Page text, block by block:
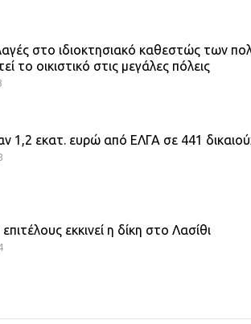
στο ιδιοκτησιακό καθεστώς των
το οικιστικό στις μεγάλες πόλεις
1,2 εκατ. ευρώ από ΕΛΓΑ σε 441
εκκινεί η δίκη στο Λασίθι